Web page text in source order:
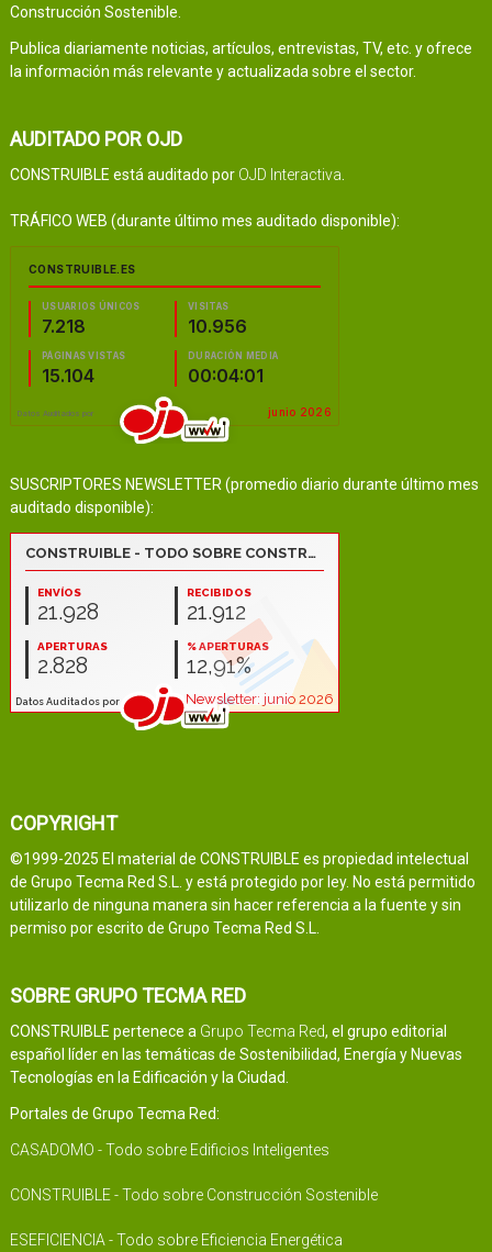
Construcción Sostenible.
Publica diariamente noticias, artículos, entrevistas, TV, etc. y ofrece
la información más relevante y actualizada sobre el sector.
AUDITADO POR OJD
CONSTRUIBLE está auditado por OJD Interactiva
TRÁFICO WEB (durante último mes auditado disponible):
SUSCRIPTORES NEWSLETTER (promedio diario durante último mes
auditado disponible):
COPYRIGHT
©1999-2025 El material de CONSTRUIBLE es propiedad intelectual
de Grupo Tecma Red S.L. y está protegido por ley. No está permitido
utilizarlo de ninguna manera sin hacer referencia a la fuente y sin
permiso por escrito de Grupo Tecma Red S.L.
SOBRE GRUPO TECMA RED
CONSTRUIBLE pertenece a Grupo Tecma Red, el grupo editorial
español líder en las temáticas de Sostenibilidad, Energía y Nuevas
Tecnologías en la Edificación y la Ciudad.
Portales de Grupo Tecma Red:
CASADOMO - Todo sobre Edificios Inteligentes
CONSTRUIBLE - Todo sobre Construcción Sostenible
ESEFICIENCIA - Todo sobre Eficiencia Energética